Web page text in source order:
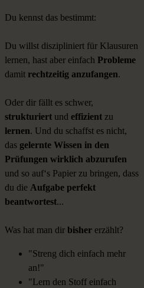
Du kennst das bestimmt:
Du willst diszipliniert für Klausuren
lernen, hast aber einfach Probleme
damit rechtzeitig anzufangen.
Oder dir fällt es schwer,
strukturiert und effizient zu
lernen. Und du schaffst es nicht,
das gelernte Wissen in den
Prüfungen wirklich abzurufen
und so auf‘s Papier zu bringen, dass
du die Aufgabe perfekt
beantwortest...
Was hat man dir bisher erzählt?
"Streng dich einfach mehr
an!"
"Lern den Stoff einfach